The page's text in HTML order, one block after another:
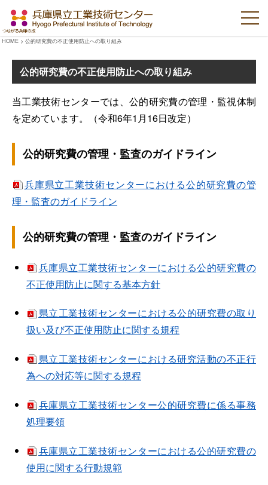
HOME > 公的研究費の不正使用防止への取り組み
公的研究費の不正使用防止への取り組み
当工業技術センターでは、公的研究費の管理・監視体制
を定めています。（令和6年1月16日改定）
公的研究費の管理・監査のガイドライン
兵庫県立工業技術センターにおける公的研究費の管
理・監査のガイドライン
公的研究費の管理・監査のガイドライン
兵庫県立工業技術センターにおける公的研究費の
不正使用防止に関する基本方針
県立工業技術センターにおける公的研究費の取り
扱い及び不正使用防止に関する規程
県立工業技術センターにおける研究活動の不正行
為への対応等に関する規程
兵庫県立工業技術センター公的研究費に係る事務
処理要領
兵庫県立工業技術センターにおける公的研究費の
使用に関する行動規範